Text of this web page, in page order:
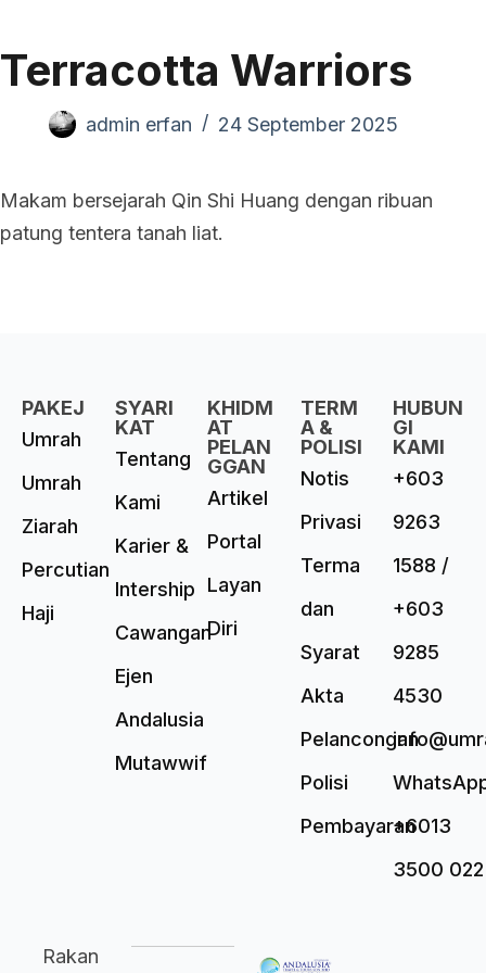
Terracotta Warriors
admin erfan 24 September 2025
Makam bersejarah Qin Shi Huang dengan ribuan
patung tentera tanah liat.
PAKEJ
Umrah
Umrah
Ziarah
Percutian
Haji
SYARI
KAT
Tentang
Kami
Karier &
Intership
Cawangan
Ejen
Andalusia
Mutawwif
KHIDM
AT
PELAN
GGAN
Artikel
Portal
Layan
Diri
TERM
A &
POLISI
Notis
Privasi
Terma
dan
Syarat
Akta
Pelancongan
Polisi
Pembayaran
HUBUN
GI
KAMI
+603
9263
1588 /
+603
9285
4530
+6013
3500 022
Rakan